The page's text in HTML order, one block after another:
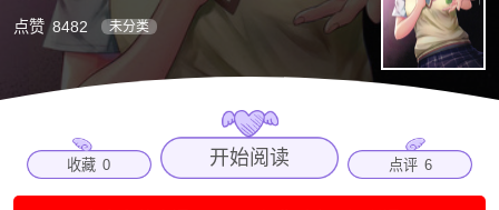
点赞 8482 未分类
收藏 0 开始阅读 点评 6